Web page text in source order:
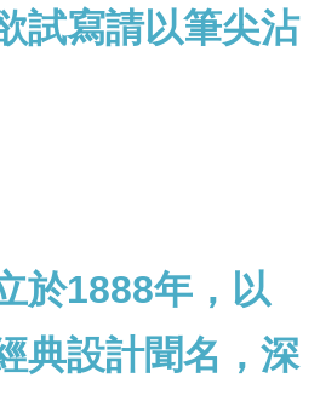
試寫請以筆尖沾
於1888年，以
典設計聞名，深